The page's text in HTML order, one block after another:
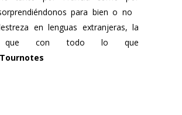
para bien o no
en lenguas extranjeras, la
que con todo lo que